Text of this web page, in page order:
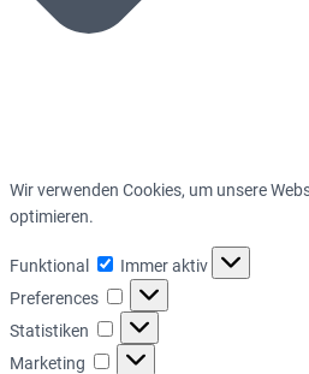
Wir verwenden Cookies, um unsere
optimieren.
Funktional Funktional
Immer aktiv
Preferences
Preferences
Statistiken Statistiken
Marketing Marketing